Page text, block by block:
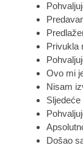
Privukla
Ovo mi
Nisam
Došao